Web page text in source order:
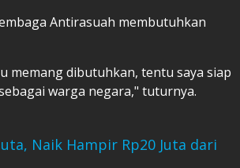
Antirasuah membutuhkan
memang dibutuhkan, tentu saya siap
warga negara," tuturnya.
Naik Hampir Rp20 Juta dari